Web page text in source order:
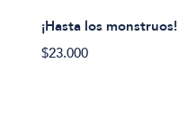
¡Hasta los monstruos!
$23.000